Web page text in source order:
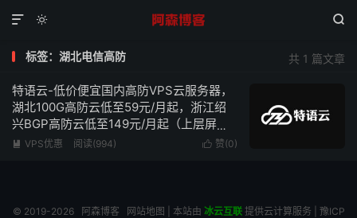
 

共 1 篇文章
标签：湖北电信高防
特语云-低价便宜国内高防VPS云服务器，
湖北100G高防云低至59元/月起，浙江绍
兴BGP高防云低至149元/月起（上层屏蔽
UDP）
 赞(0)
 VPS优惠 阅读(994)
© 2019-2026 阿森博客 网站地图 | 本站由 冰云互联提供云计算服务 | 豫ICP